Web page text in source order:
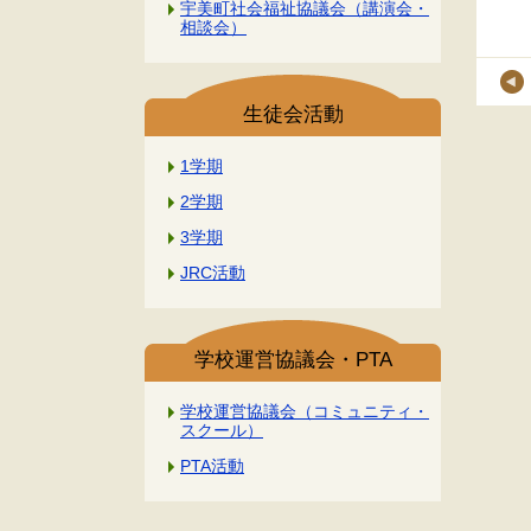
宇美町社会福祉協議会（講演会・
相談会）
生徒会活動
1学期
2学期
3学期
JRC活動
学校運営協議会・PTA
学校運営協議会（コミュニティ・
スクール）
PTA活動